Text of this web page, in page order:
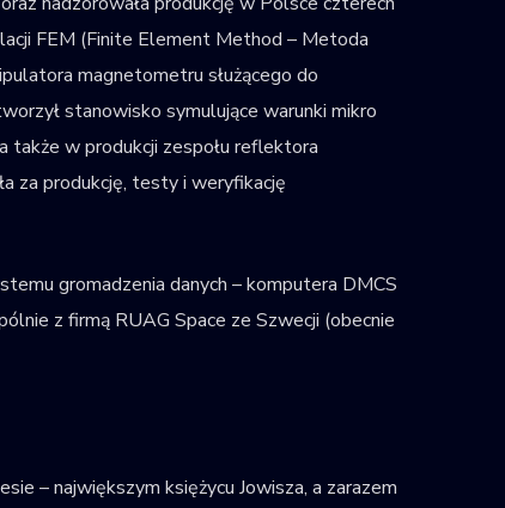
FEM (Finite Element Method – Metoda
magnetometru służącego do
stanowisko symulujące warunki mikro
także w produkcji zespołu reflektora
za produkcję, testy i weryfikację
gromadzenia danych – komputera DMCS
z firmą RUAG Space ze Szwecji (obecnie
– największym księżycu Jowisza, a zarazem